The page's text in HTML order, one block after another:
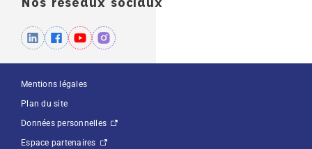
Mentions légales
Plan du site
Données personnelles
Espace partenaires